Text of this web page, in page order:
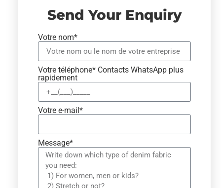
Send Your Enquiry
Votre nom*
Votre téléphone* Contacts WhatsApp plus
rapidement
Votre e-mail*
Message*